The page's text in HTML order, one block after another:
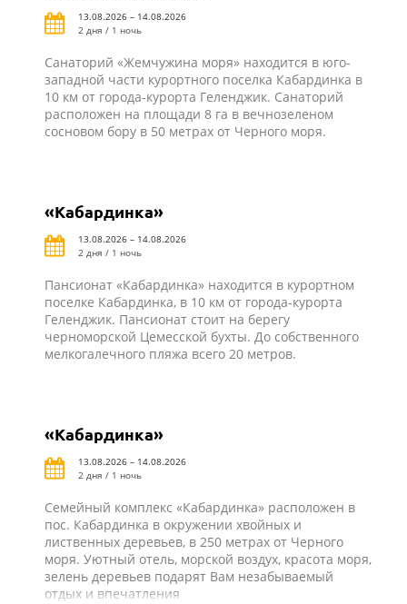
13.08.2026 – 14.08.2026
2 дня / 1 ночь
Санаторий «Жемчужина моря» находится в юго-
западной части курортного поселка Кабардинка в
10 км от города-курорта Геленджик. Санаторий
расположен на площади 8 га в вечнозеленом
сосновом бору в 50 метрах от Черного моря.
«Кабардинка»
13.08.2026 – 14.08.2026
2 дня / 1 ночь
Пансионат «Кабардинка» находится в курортном
поселке Кабардинка, в 10 км от города-курорта
Геленджик. Пансионат стоит на берегу
черноморской Цемесской бухты. До собственного
мелкогалечного пляжа всего 20 метров.
«Кабардинка»
13.08.2026 – 14.08.2026
2 дня / 1 ночь
Семейный комплекс «Кабардинка» расположен в
пос. Кабардинка в окружении хвойных и
лиственных деревьев, в 250 метрах от Черного
моря. Уютный отель, морской воздух, красота моря,
зелень деревьев подарят Вам незабываемый
отдых и впечатления